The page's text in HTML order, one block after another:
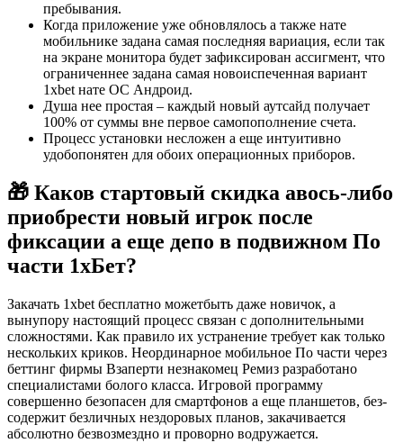
пребывания.
Когда приложение уже обновлялось а также нате
мобильнике задана самая последняя вариация, если так
на экране монитора будет зафиксирован ассигмент, что
ограниченнее задана самая новоиспеченная вариант
1xbet нате ОС Андроид.
Душа нее простая – каждый новый аутсайд получает
100% от суммы вне первое самопополнение счета.
Процесс установки несложен а еще интуитивно
удобопонятен для обоих операционных приборов.
🎁 Каков стартовый скидка авось-либо
приобрести новый игрок после
фиксации а еще депо в подвижном По
части 1хБет?
Закачать 1xbet бесплатно можетбыть даже новичок, а
вынупору настоящий процесс связан с дополнительными
сложностями. Как правило их устранение требует как только
нескольких криков. Неординарное мобильное По части через
беттинг фирмы Взаперти незнакомец Ремиз разработано
специалистами болого класса. Игровой программу
совершенно безопасен для смартфонов а еще планшетов, без-
содержит безличных нездоровых планов, закачивается
абсолютно безвозмездно и проворно водружается.